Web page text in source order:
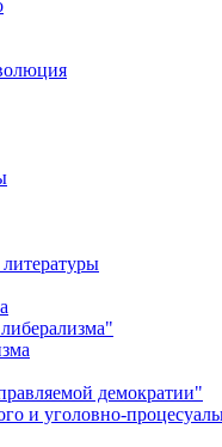
демократии"
и уголовно-